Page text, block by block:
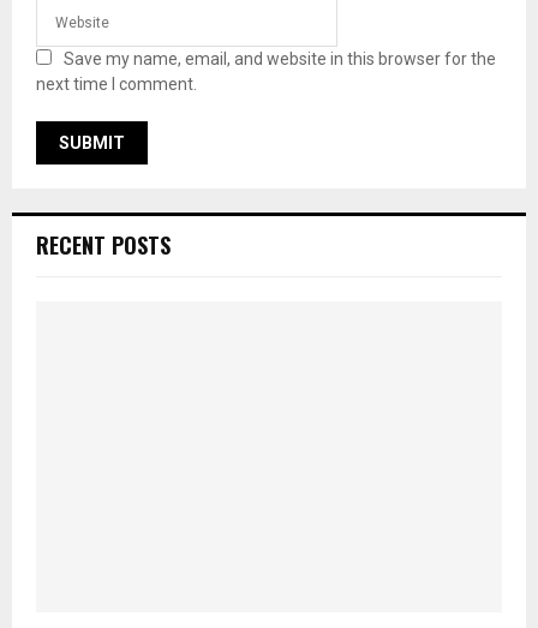
Save my name, email, and website in this browser for the
next time I comment.
RECENT POSTS